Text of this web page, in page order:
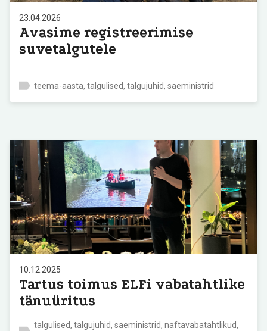
23.04.2026
Avasime registreerimise
suvetalgutele
teema-aasta, talgulised, talgujuhid, saeministrid
10.12.2025
Tartus toimus ELFi vabatahtlike
tänuüritus
talgulised, talgujuhid, saeministrid, naftavabatahtlikud,